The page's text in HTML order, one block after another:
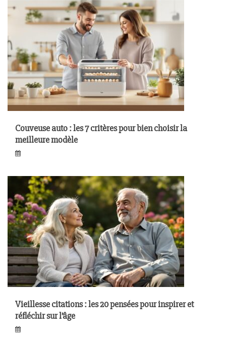
Couveuse auto : les 7 critères pour bien choisir la
meilleure modèle
Vieillesse citations : les 20 pensées pour inspirer et
réfléchir sur l’âge